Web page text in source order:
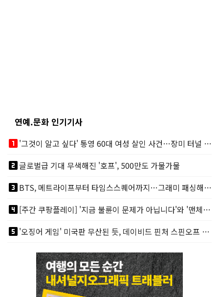
연예.문화 인기기사
looks_one
'그것이 알고 싶다' 통영 60대 여성 살인 사건…장미 터널 아래 킬러, 누구냐 넌?
looks_two글로벌급 기대 무색해진 '호프', 500만도 가물가물
looks_3
BTS, 메트라이프부터 타임스스퀘어까지…그래미 패싱해도 미 대륙 꿀꺽
looks_4
[주간 쿠팡플레이] '지금 불륜이 문제가 아닙니다'와 '맨체스터 시티 VS 아틀레티코 마드리드 빅매치'
looks_5
'오징어 게임' 미국판 무산된 듯, 데이비드 핀처 스핀오프 철회